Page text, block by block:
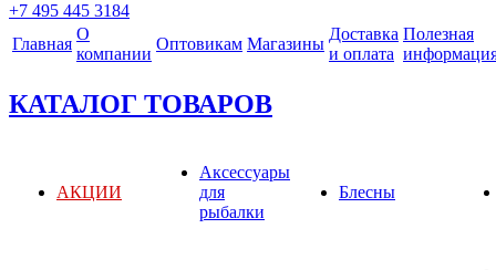
+7 495 445 3184
Главная
О
компании
Оптовикам Магазины
Доставка
и оплата
Полезная
КАТАЛОГ ТОВАРОВ
АКЦИИ
Аксессуары
для
рыбалки
Блесны